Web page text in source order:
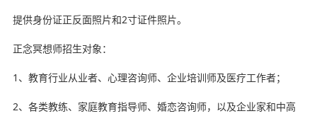
提供身份证正反面照片和2寸证件照片。
正念冥想师招生对象：
1、教育行业从业者、心理咨询师、企业培训师及医疗工作者；
2、各类教练、家庭教育指导师、婚恋咨询师，以及企业家和中高